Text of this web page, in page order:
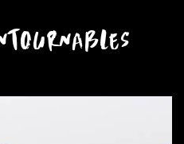
à vent et à eau